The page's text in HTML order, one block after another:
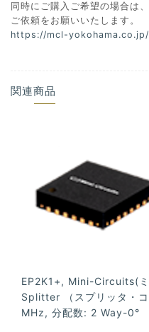
同時にご購入ご希望の場合は
ご依頼をお願いいたします。
https://mcl-
関連商品
EP2K1+, Mini-Circuits(
Splitter （スプリッタ・
MHz, 分配数: 2 Way-0°